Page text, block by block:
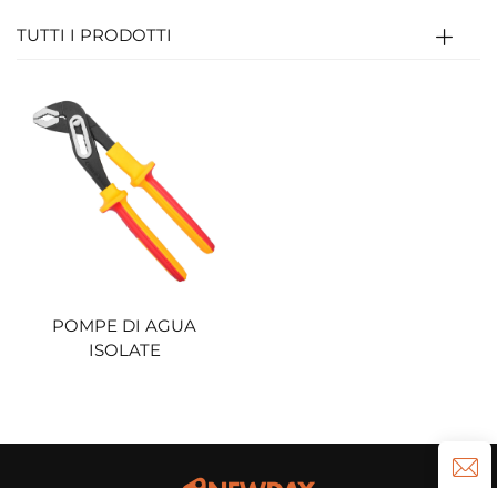
TUTTI I PRODOTTI
POMPE DI AGUA
ISOLATE